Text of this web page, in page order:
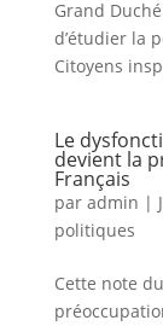
Grand
d’étudier la
Citoyens
Le
devient la
Français
par admin |
politiques
Cette note